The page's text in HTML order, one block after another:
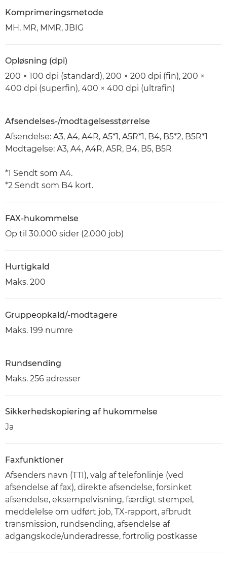
Komprimeringsmetode
MH, MR, MMR, JBIG
Opløsning (dpi)
200 × 100 dpi (standard), 200 × 200 dpi (fin), 200 ×
400 dpi (superfin), 400 × 400 dpi (ultrafin)
Afsendelses-/modtagelsesstørrelse
Afsendelse: A3, A4, A4R, A5*1, A5R*1, B4, B5*2, B5R*1
Modtagelse: A3, A4, A4R, A5R, B4, B5, B5R
*1 Sendt som A4.
*2 Sendt som B4 kort.
FAX-hukommelse
Op til 30.000 sider (2.000 job)
Hurtigkald
Maks. 200
Gruppeopkald/-modtagere
Maks. 199 numre
Rundsending
Maks. 256 adresser
Sikkerhedskopiering af hukommelse
Ja
Faxfunktioner
Afsenders navn (TTI), valg af telefonlinje (ved
afsendelse af fax), direkte afsendelse, forsinket
afsendelse, eksempelvisning, færdigt stempel,
meddelelse om udført job, TX-rapport, afbrudt
transmission, rundsending, afsendelse af
adgangskode/underadresse, fortrolig postkasse